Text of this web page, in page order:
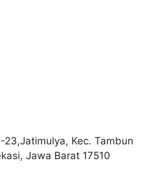
23,Jatimulya, Kec. Tambun
Jawa Barat 17510